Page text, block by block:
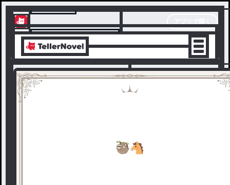
テラーノベル
アプリでサクサク楽しめる